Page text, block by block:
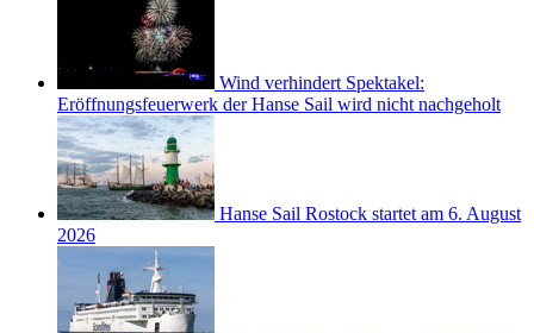
Wind verhindert Spektakel:
Eröffnungsfeuerwerk der Hanse Sail wird nicht nachgeholt
Hanse Sail Rostock startet am 6. August
2026